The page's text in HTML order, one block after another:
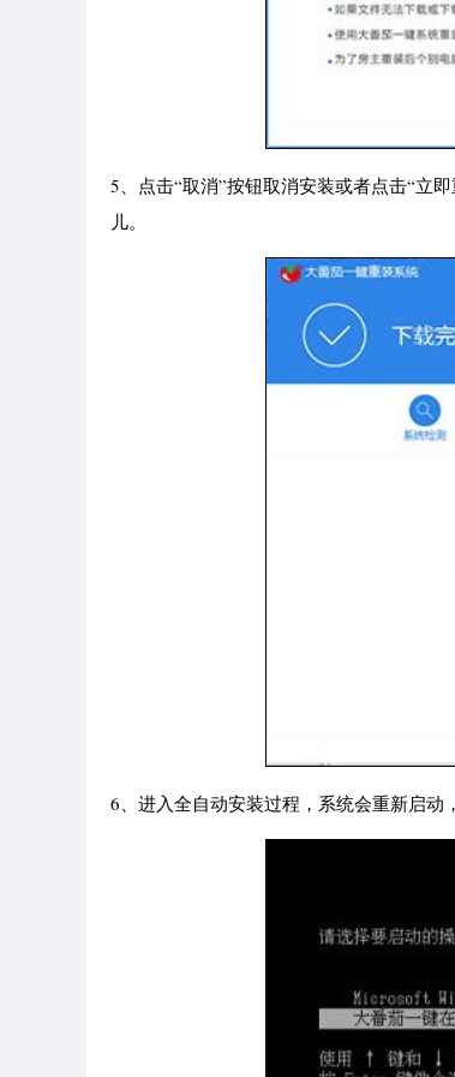
5、点击“取消”按钮取消安装或者点击“立
儿。
6、进入全自动安装过程，系统会重新启动